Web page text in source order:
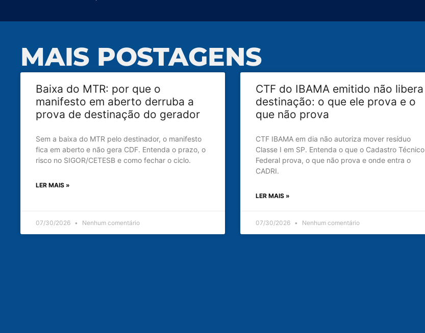
MAIS POSTAGENS
Baixa do MTR: por que o
manifesto em aberto derruba a
prova de destinação do gerador
Sem a baixa do MTR pelo destinador, o manifesto
fica em aberto e não gera CDF. Entenda o prazo, o
risco no SIGOR/CETESB e como fechar o ciclo.
LER MAIS »
07/30/2026 Nenhum comentário
CTF do IBAMA emitido não libera
destinação: o que ele prova e o
que não prova
CTF IBAMA em dia não autoriza mover resíduo
Classe I em SP. Entenda o que o Cadastro Técnico
Federal prova, o que não prova e onde entra o
CADRI.
LER MAIS »
07/30/2026 Nenhum comentário